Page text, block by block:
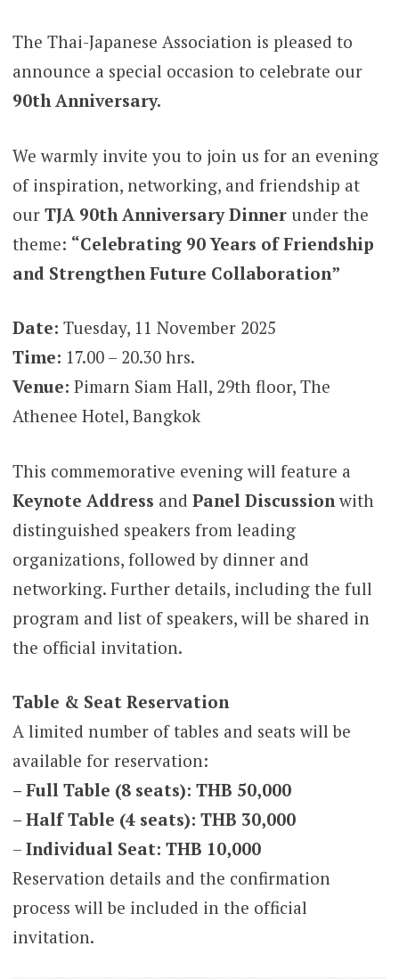
The Thai-Japanese Association is pleased to
announce a special occasion to celebrate our
90th Anniversary.
We warmly invite you to join us for an evening
of inspiration, networking, and friendship at
our TJA 90th Anniversary Dinner under the
theme: “Celebrating 90 Years of Friendship
and Strengthen Future Collaboration”
Date: Tuesday, 11 November 2025
Time: 17.00 – 20.30 hrs.
Venue: Pimarn Siam Hall, 29th floor, The
Athenee Hotel, Bangkok
This commemorative evening will feature a
Keynote Address and Panel Discussionwith
distinguished speakers from leading
organizations, followed by dinner and
networking. Further details, including the full
program and list of speakers, will be shared in
the official invitation.
Table & Seat Reservation
A limited number of tables and seats will be
available for reservation:
– Full Table (8 seats): THB 50,000
– Half Table (4 seats): THB 30,000
– Individual Seat: THB 10,000
Reservation details and the confirmation
process will be included in the official
invitation.